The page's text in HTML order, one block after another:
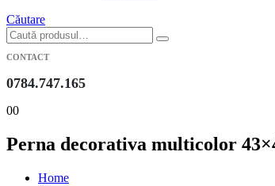
Căutare
CONTACT
0784.747.165
00
Perna decorativa multicolor
Home